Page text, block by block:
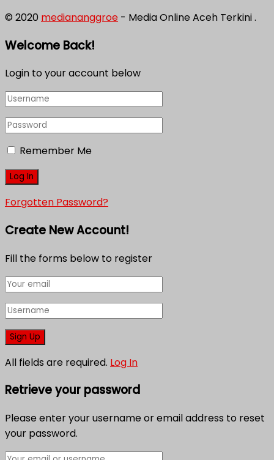
© 2020 mediananggroe - Media Online Aceh Terkini .
Welcome Back!
Login to your account below
Remember Me
Forgotten Password?
Create New Account!
Fill the forms below to register
All fields are required. Log In
Retrieve your password
Please enter your username or email address to reset
your password.